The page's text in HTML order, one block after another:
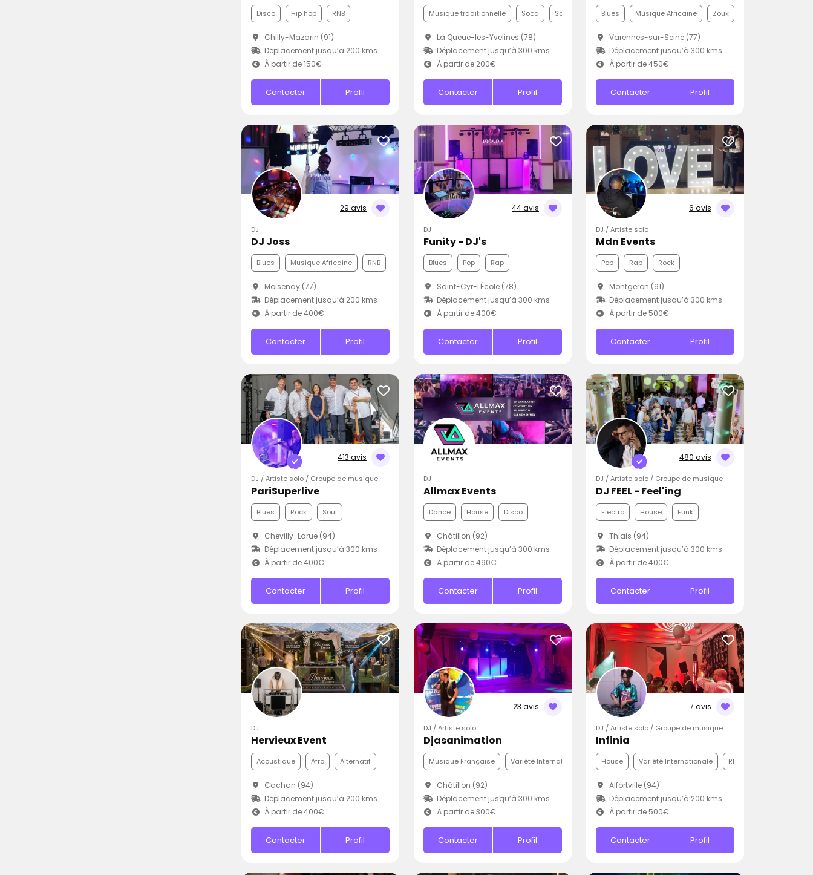
Disco Hip hop RNB
Chilly-Mazarin (91)
Déplacement jusqu’à 200 kms
À partir de 150€
Contacter Profil
Musique traditionnelle Soca Samba
La Queue-les-Yvelines (78)
Déplacement jusqu’à 300 kms
À partir de 200€
Contacter Profil
Blues Musique Africaine Zouk
Varennes-sur-Seine (77)
Déplacement jusqu’à 300 kms
À partir de 450€
Contacter Profil
29 avis
DJ
DJ Joss
Blues Musique Africaine RNB
Moisenay (77)
Déplacement jusqu’à 200 kms
À partir de 400€
Contacter Profil
44 avis
DJ
Funity - DJ's
Blues Pop Rap
Saint-Cyr-l'École (78)
Déplacement jusqu’à 300 kms
À partir de 400€
Contacter Profil
6 avis
DJ / Artiste solo
Mdn Events
Pop Rap Rock
Montgeron (91)
Déplacement jusqu’à 300 kms
À partir de 500€
Contacter Profil
413 avis
DJ / Artiste solo / Groupe de musique
PariSuperlive
Blues Rock Soul
Chevilly-Larue (94)
Déplacement jusqu’à 300 kms
À partir de 400€
Contacter Profil
DJ
Allmax Events
Dance House Disco
Châtillon (92)
Déplacement jusqu’à 300 kms
À partir de 490€
Contacter Profil
480 avis
DJ / Artiste solo / Groupe de musique
DJ FEEL - Feel'ing
Electro House Funk
Thiais (94)
Déplacement jusqu’à 300 kms
À partir de 400€
Contacter Profil
DJ
Hervieux Event
Acoustique Afro Alternatif
Cachan (94)
Déplacement jusqu’à 200 kms
À partir de 400€
Contacter Profil
23 avis
DJ / Artiste solo
Djasanimation
Musique Française Variété Internationale Disco
Châtillon (92)
Déplacement jusqu’à 300 kms
À partir de 300€
Contacter Profil
7 avis
DJ / Artiste solo / Groupe de musique
Infinia
House Variété Internationale RNB
Alfortville (94)
Déplacement jusqu’à 200 kms
À partir de 500€
Contacter Profil